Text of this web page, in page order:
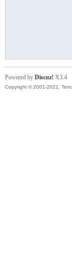
Powered by Discuz! X3.4
Copyright © 2001-2021,